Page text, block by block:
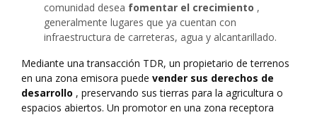
comunidad desea fomentar el crecimiento ,
generalmente lugares que ya cuentan con
infraestructura de carreteras, agua y alcantarillado.
Mediante una transacción TDR, un propietario de terrenos
en una zona emisora puede vender sus derechos de
desarrollo , preservando sus tierras para la agricultura o
espacios abiertos. Un promotor en una zona receptora